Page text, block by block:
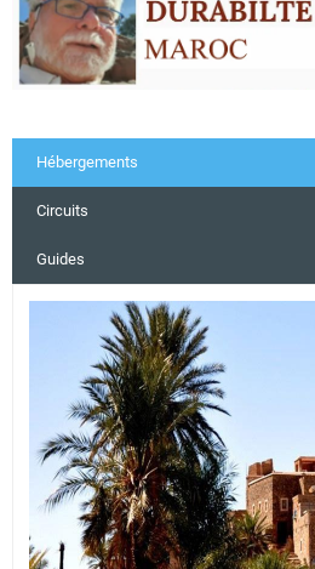
Hébergements
Circuits
Guides